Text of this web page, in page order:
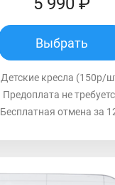
Выбрать
Детские кресла (150р/
Предоплата не
Бесплатная отмена за